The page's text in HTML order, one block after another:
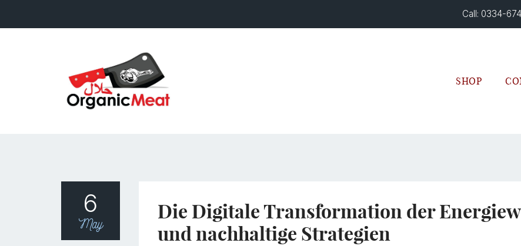
Call: 0334-
SHOP
6
May
Die Digitale Transformation der
und nachhaltige Strategien